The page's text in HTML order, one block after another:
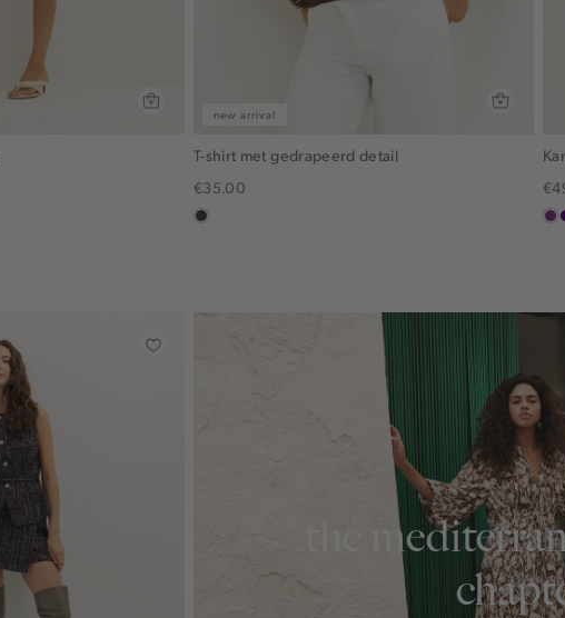
new arrival
T-shirt met gedrapeerd detail
€35.00
choco
the